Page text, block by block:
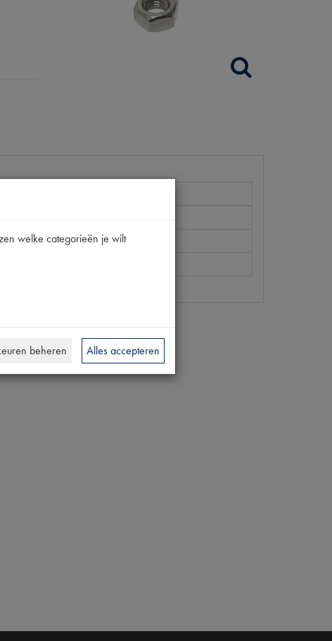
welke categorieën je wilt
beheren Alles accepteren